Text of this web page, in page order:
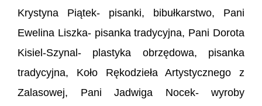
Krystyna Piątek- pisanki, bibułkarstwo, Pani
Ewelina Liszka- pisanka tradycyjna, Pani Dorota
Kisiel-Szynal- plastyka obrzędowa, pisanka
tradycyjna, Koło Rękodzieła Artystycznego z
Zalasowej, Pani Jadwiga Nocek- wyroby